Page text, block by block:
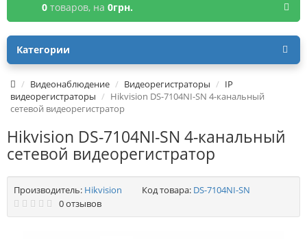
0 товаров, на 0грн.
Категории
Видеонаблюдение Видеорегистраторы
IP
видеорегистраторы
Hikvision DS-7104NI-SN 4-канальный
сетевой видеорегистратор
Hikvision DS-7104NI-SN 4-канальный
сетевой видеорегистратор
Производитель: Hikvision Код товара: DS-7104NI-SN
0 отзывов